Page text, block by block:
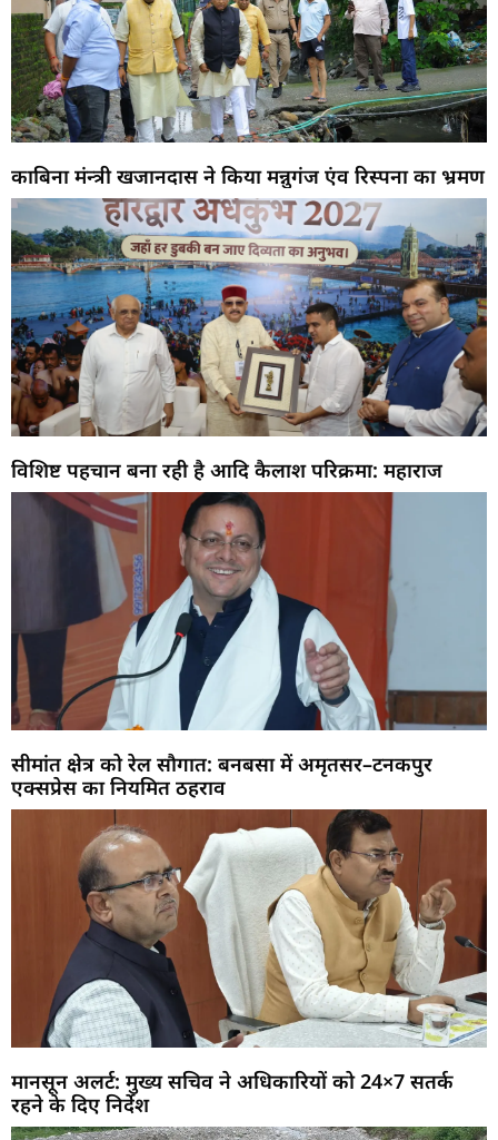
काबिना मंन्त्री खजानदास ने किया मन्नुगंज एंव रिस्पना का भ्रमण
विशिष्ट पहचान बना रही है आदि कैलाश परिक्रमा: महाराज
सीमांत क्षेत्र को रेल सौगात: बनबसा में अमृतसर–टनकपुर
एक्सप्रेस का नियमित ठहराव
मानसून अलर्ट: मुख्य सचिव ने अधिकारियों को 24×7 सतर्क
रहने के दिए निर्देश